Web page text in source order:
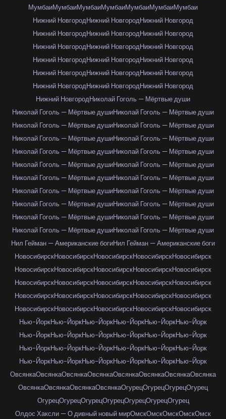
МумбаиМумбаиМумбаиМумбаиМумбаиМумбаиМумбаи
Нижний НовгородНижний НовгородНижний Новгород
Нижний НовгородНижний НовгородНижний Новгород
Нижний НовгородНижний НовгородНижний Новгород
Нижний НовгородНижний НовгородНижний Новгород
Нижний НовгородНижний НовгородНижний Новгород
Нижний НовгородНижний НовгородНижний Новгород
Нижний НовгородНиколай Гоголь — Мёртвые души
Николай Гоголь — Мёртвые душиНиколай Гоголь — Мёртвые души
Николай Гоголь — Мёртвые душиНиколай Гоголь — Мёртвые души
Николай Гоголь — Мёртвые душиНиколай Гоголь — Мёртвые души
Николай Гоголь — Мёртвые душиНиколай Гоголь — Мёртвые души
Николай Гоголь — Мёртвые душиНиколай Гоголь — Мёртвые души
Николай Гоголь — Мёртвые душиНиколай Гоголь — Мёртвые души
Николай Гоголь — Мёртвые душиНиколай Гоголь — Мёртвые души
Николай Гоголь — Мёртвые душиНиколай Гоголь — Мёртвые души
Николай Гоголь — Мёртвые душиНиколай Гоголь — Мёртвые души
Николай Гоголь — Мёртвые душиНиколай Гоголь — Мёртвые души
Нил Гейман — Американские богиНил Гейман — Американские боги
НовосибирскНовосибирскНовосибирскНовосибирскНовосибирск
НовосибирскНовосибирскНовосибирскНовосибирскНовосибирск
НовосибирскНовосибирскНовосибирскНовосибирскНовосибирск
НовосибирскНовосибирскНовосибирскНовосибирскНовосибирск
НовосибирскНовосибирскНовосибирскНовосибирскНовосибирск
Нью-ЙоркНью-ЙоркНью-ЙоркНью-ЙоркНью-ЙоркНью-Йорк
Нью-ЙоркНью-ЙоркНью-ЙоркНью-ЙоркНью-ЙоркНью-Йорк
Нью-ЙоркНью-ЙоркНью-ЙоркНью-ЙоркНью-ЙоркНью-Йорк
Нью-ЙоркНью-ЙоркНью-ЙоркНью-ЙоркНью-ЙоркНью-Йорк
ОвсянкаОвсянкаОвсянкаОвсянкаОвсянкаОвсянкаОвсянкаОвсянка
ОвсянкаОвсянкаОвсянкаОвсянкаОгурецОгурецОгурецОгурец
ОгурецОгурецОгурецОгурецОгурецОгурецОгурец
Олдос Хаксли — О дивный новый мирОмскОмскОмскОмскОмск